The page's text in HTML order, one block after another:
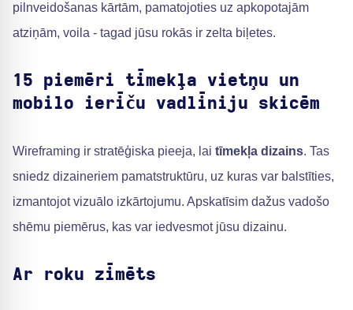
pilnveidošanas kārtām, pamatojoties uz apkopotajām
atziņām, voila - tagad jūsu rokās ir zelta biļetes.
15 piemēri tīmekļa vietņu un
mobilo ierīču vadlīniju skicēm
Wireframing ir stratēģiska pieeja, lai tīmekļa dizains. Tas
sniedz dizaineriem pamatstruktūru, uz kuras var balstīties,
izmantojot vizuālo izkārtojumu. Apskatīsim dažus vadošo
shēmu piemērus, kas var iedvesmot jūsu dizainu.
Ar roku zīmēts